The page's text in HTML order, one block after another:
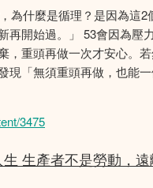
為什麼是循理？是因為這2
再開始過。」 53會因為壓
，重頭再做一次才安心。
現「無須重頭再做，也能
3475
生 生產者不是勞動，